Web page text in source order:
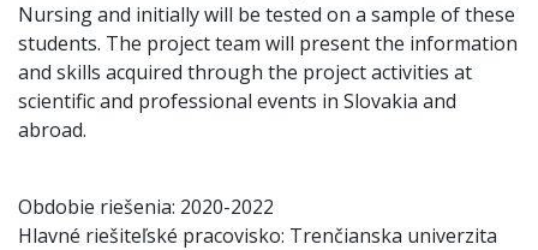
Nursing and initially will be tested on a sample of these
students. The project team will present the information
and skills acquired through the project activities at
scientific and professional events in Slovakia and
abroad.
Obdobie riešenia: 2020-2022
Hlavné riešiteľské pracovisko: Trenčianska univerzita